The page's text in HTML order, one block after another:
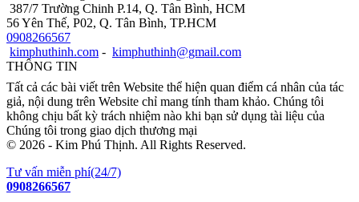
387/7 Trường Chinh P.14, Q. Tân Bình, HCM
56 Yên Thế, P02, Q. Tân Bình, TP.HCM
0908266567
kimphuthinh.com - kimphuthinh@gmail.com
THÔNG TIN
Tất cả các bài viết trên Website thể hiện quan điểm cá nhân của tác
giả, nội dung trên Website chỉ mang tính tham khảo. Chúng tôi
không chịu bất kỳ trách nhiệm nào khi bạn sử dụng tài liệu của
Chúng tôi trong giao dịch thương mại
© 2026 - Kim Phú Thịnh. All Rights Reserved.
Tư vấn miễn phí(24/7)
0908266567